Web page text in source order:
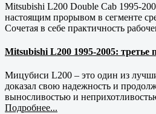
Mitsubishi L200 Double Cab 1995-
настоящим прорывом в сегменте
Сочетая в себе практичность
Mitsubishi L200 1995-2005: третье
Мицубиси L200 – это один из
доказал свою надежность и
выносливостью и
Подробнее...